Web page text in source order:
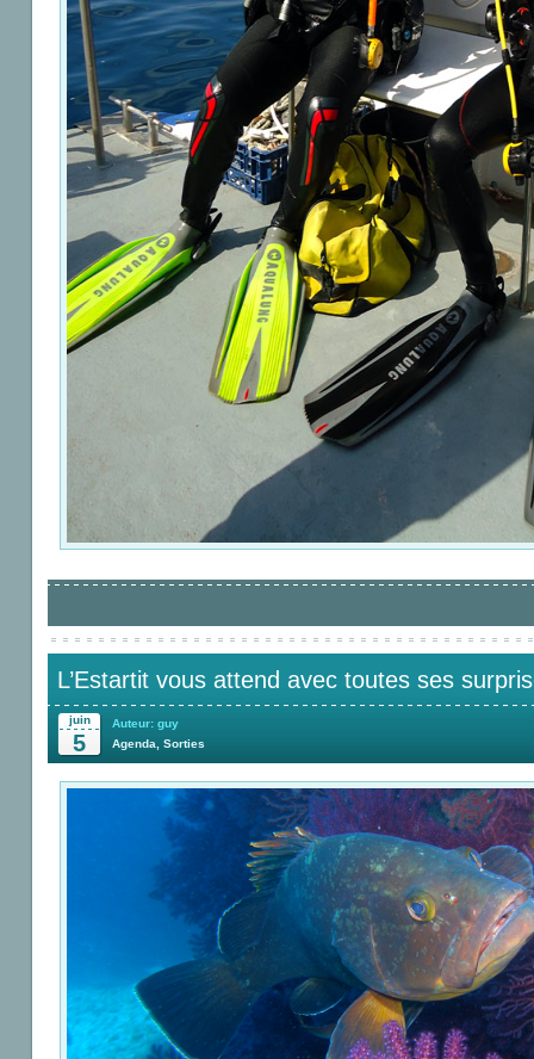
L’Estartit vous attend avec toutes ses
juin
5
Auteur: guy
Agenda
Sorties